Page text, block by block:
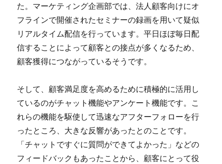
た。マーケティング企画部では、法人顧客向けにオ
フラインで開催されたセミナーの録画を用いて疑似
リアルタイム配信を行っています。平日ほぼ毎日配
信することによって顧客との接点が多くなるため、
顧客獲得につながっているそうです。
そして、顧客満足度を高めるために積極的に活用し
ているのがチャット機能やアンケート機能です。こ
れらの機能を駆使して迅速なアフターフォローを行
ったところ、大きな反響があったとのことです。
「チャットですぐに質問ができてよかった」などの
フィードバックもあったことから、顧客にとって役